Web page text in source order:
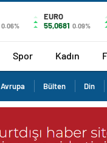
0.06%
EURO
55,0681 0.09%
Spor Kadın
Avrupa Bülten Din